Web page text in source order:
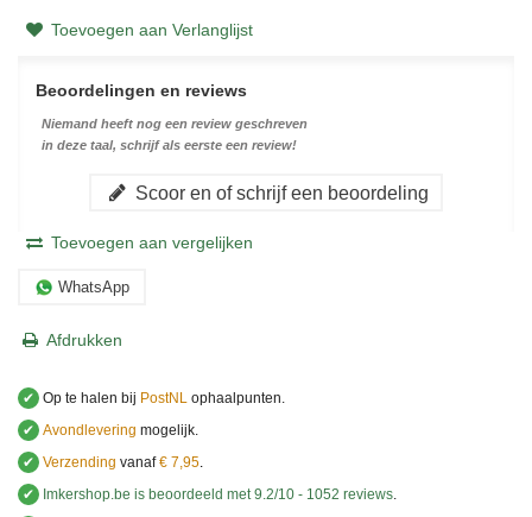
Toevoegen aan Verlanglijst
Beoordelingen en reviews
Niemand heeft nog een review geschreven
in deze taal, schrijf als eerste een review!
Scoor en of schrijf een beoordeling
Toevoegen aan vergelijken
WhatsApp
Afdrukken
✔ Op te halen bij PostNL ophaalpunten.
✔ Avondlevering mogelijk.
✔ Verzending vanaf€ 7,95.
✔
Imkershop.be is beoordeeld met9.2/10 - 1052 reviews.